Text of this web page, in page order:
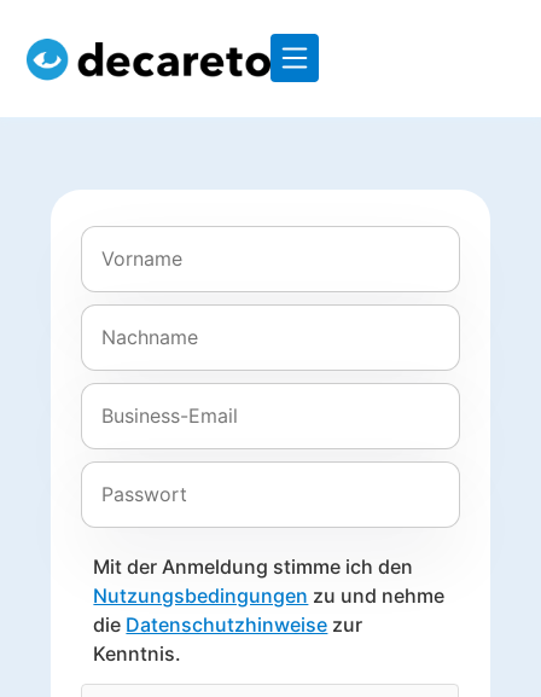
Mit der Anmeldung stimme ich den
Nutzungsbedingungen zu und nehme
die Datenschutzhinweise zur
Kenntnis.